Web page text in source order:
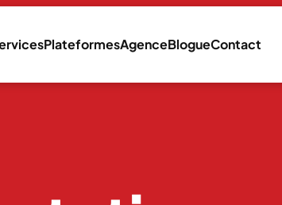
PlateformesAgenceBlogueContact